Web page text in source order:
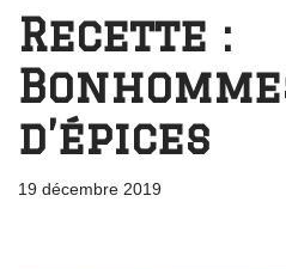
Recette :
d’épices
19 décembre 2019